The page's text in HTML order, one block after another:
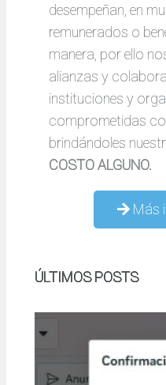
desempeñan, en
remunerados o
manera, por ello
alianzas y
instituciones y
comprometidas
brindándoles
COSTO ALGUNO.
Más
ÚLTIMOS POSTS